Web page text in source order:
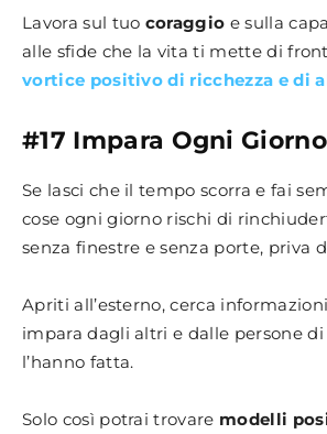
Lavora sul tuo coraggio e sulla
alle sfide che la vita ti mette di
vortice positivo di ricchezza e di
#17 Impara Ogni Giorno
Se lasci che il tempo scorra e fai
cose ogni giorno rischi di
senza finestre e senza porte, priva
Apriti all’esterno, cerca
impara dagli altri e dalle persone di
l’hanno fatta.
Solo così potrai trovare modelli